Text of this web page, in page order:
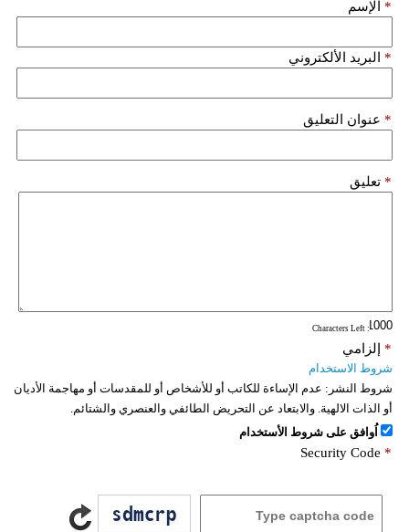
الإسم *
البريد الألكتروني *
عنوان التعليق *
تعليق *
: Characters Left
إلزامي *
شروط الاستخدام
شروط النشر: عدم الإساءة للكاتب أو للأشخاص أو للمقدسات أو مهاجمة الأديان
أو الذات الالهية. والابتعاد عن التحريض الطائفي والعنصري والشتائم.
اُوافق على شروط الأستخدام
Security Code *